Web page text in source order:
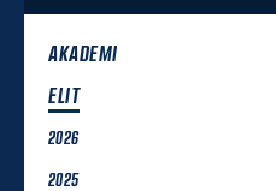
AKADEMI
ELIT
2026
2025